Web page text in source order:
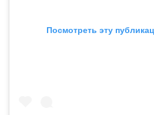
Посмотреть эту